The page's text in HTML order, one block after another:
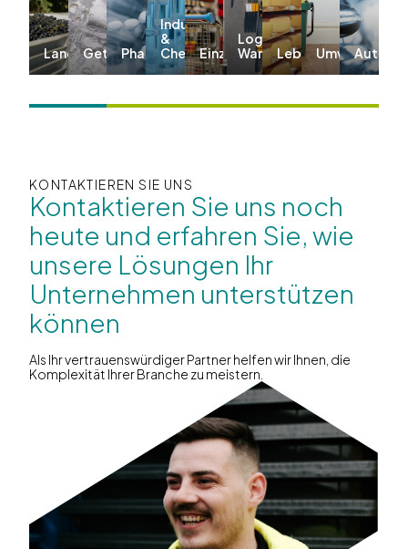
Landwirtschaft
GetränkePharma
Industrie
&
ChemieEinzelhandel
Logistik &
Warehousing
Lebensmittel
Umwelt
KONTAKTIEREN SIE UNS
Kontaktieren Sie uns noch
heute und erfahren Sie, wie
unsere Lösungen Ihr
Unternehmen unterstützen
können
Als Ihr vertrauenswürdiger Partner helfen wir Ihnen, die
Komplexität Ihrer Branche zu meistern.